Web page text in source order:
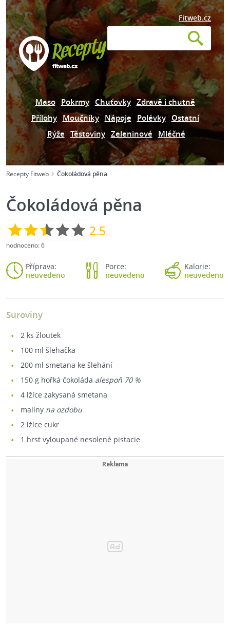
Fitweb.cz
Maso Pokrmy Chuťovky Zdravě i chutně
Přílohy Moučníky Nápoje Polévky Ostatní
Rýže Těstoviny Zeleninové Mléčné
Recepty Fitweb Čokoládová pěna
Čokoládová pěna
2.5
hodnoceno:6
Příprava:
neuvedeno
Porce:
neuvedeno
Kalorie:
neuvedeno
Suroviny
2 ks žloutek
100 ml šlehačka
200 ml smetana ke šlehání
150 g hořká čokoláda alespoň 70 %
4 lžíce zakysaná smetana
maliny na ozdobu
2 lžíce cukr
1 hrst vyloupané nesolené pistacie